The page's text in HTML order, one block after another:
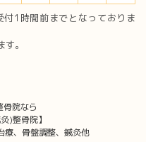
1時間前までとなっておりま
。
骨院なら
)整骨院】
療、骨盤調整、鍼灸他